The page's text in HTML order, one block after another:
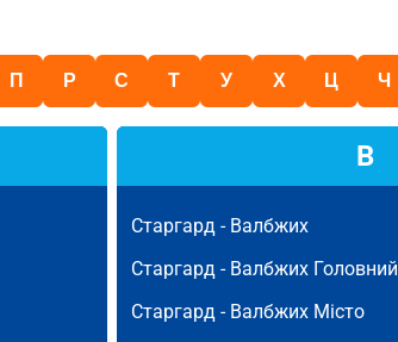
П Р С Т У Х Ц Ч
В
Старгард - Валбжих
Старгард - Валбжих Головний
Старгард - Валбжих Місто